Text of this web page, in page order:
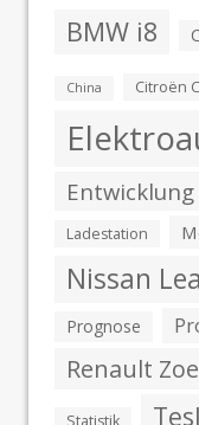
BMW i8
China Citroën
Entwicklung
Ladestation
Nissan
Prognose
Renault Zoe
Statistik